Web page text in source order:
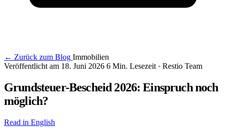
← Zurück zum Blog Immobilien
Veröffentlicht am 18. Juni 2026 6 Min. Lesezeit · Restio Team
Grundsteuer-Bescheid 2026: Einspruch noch
möglich?
Read in English